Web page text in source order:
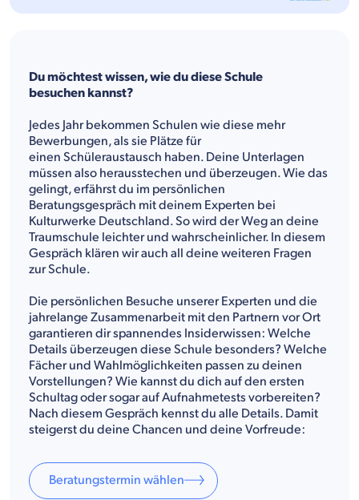
Du möchtest wissen, wie du diese Schule
besuchen kannst?
Jedes Jahr bekommen Schulen wie diese mehr
Bewerbungen, als sie Plätze für
einen Schüleraustausch haben. Deine Unterlagen
müssen also herausstechen und überzeugen. Wie das
gelingt, erfährst du im persönlichen
Beratungsgespräch mit deinem Experten bei
Kulturwerke Deutschland. So wird der Weg an deine
Traumschule leichter und wahrscheinlicher. In diesem
Gespräch klären wir auch all deine weiteren Fragen
zur Schule.
Die persönlichen Besuche unserer Experten und die
jahrelange Zusammenarbeit mit den Partnern vor Ort
garantieren dir spannendes Insiderwissen: Welche
Details überzeugen diese Schule besonders? Welche
Fächer und Wahlmöglichkeiten passen zu deinen
Vorstellungen? Wie kannst du dich auf den ersten
Schultag oder sogar auf Aufnahmetests vorbereiten?
Nach diesem Gespräch kennst du alle Details. Damit
steigerst du deine Chancen und deine Vorfreude:
Beratungstermin wählen